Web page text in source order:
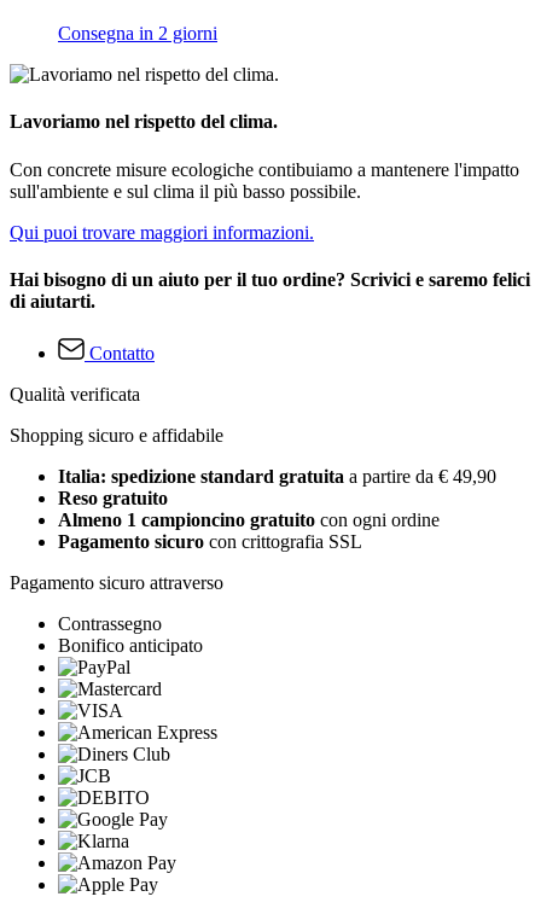
Consegna in 2 giorni
Lavoriamo nel rispetto del clima.
Con concrete misure ecologiche contibuiamo a mantenere l'impatto
sull'ambiente e sul clima il più basso possibile.
Qui puoi trovare maggiori informazioni.
Hai bisogno di un aiuto per il tuo ordine? Scrivici e saremo felici
di aiutarti.
Contatto
Qualità verificata
Shopping sicuro e affidabile
Italia: spedizione standard gratuita a partire da € 49,90
Reso gratuito
Almeno 1 campioncino gratuito con ogni ordine
Pagamento sicuro con crittografia SSL
Pagamento sicuro attraverso
Contrassegno
Bonifico anticipato